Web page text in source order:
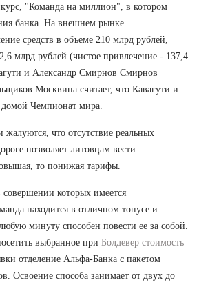
"Команда на миллион", в котором
банка. На внешнем рынке
средств в объеме 210 млрд рублей,
млрд рублей (чистое привлечение - 137,4
и Александр Смирнов Смирнов
Москвина считает, что Кавагути и
Чемпионат мира.
что отсутствие реальных
позволяет литовцам вести
то понижая тарифы.
которых имеется
находится в отличном тонусе и
минуту способен повести ее за собой.
выбранное при Болдевер стоимость
отделение Альфа-Банка с пакетом
Освоение способа занимает от двух до